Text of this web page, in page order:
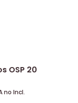
OSP 20
no Incl.